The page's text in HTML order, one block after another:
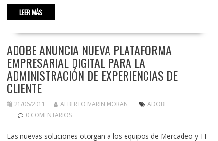
LEER MÁS
ADOBE ANUNCIA NUEVA PLATAFORMA
EMPRESARIAL DIGITAL PARA LA
ADMINISTRACIÓN DE EXPERIENCIAS DE
CLIENTE
21/06/2011 ALBERTO MARÍN MORÁN
ADOBE
0 COMENTARIOS
Las nuevas soluciones otorgan a los equipos de Mercadeo y TI